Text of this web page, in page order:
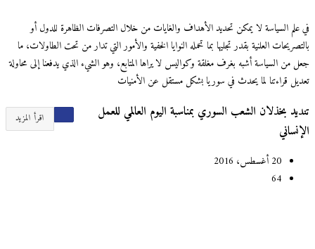
في علم السياسة لا يمكن تحديد الأهداف والغايات من خلال التصرفات الظاهرة للدول أو
بالتصريحات العلنية بقدر تجليها بما تحمله النوايا الخفية والأمور التي تدار من تحت الطاولات، ما
جعل من السياسة أشبه بغرف مغلقة وكواليس لا يراها المتابع، وهو الشيء الذي يدفعنا إلى محاولة
تعديل قراءتنا لما يحدث في سوريا بشكل مستقل عن الأمنيات
اقرأ المزيد
تنديد بخذلان الشعب السوري بمناسبة اليوم العالمي للعمل
الإنساني
20 أغسطس، 2016
64